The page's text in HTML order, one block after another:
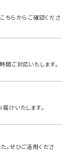
こちらからご確認くださ
間ご対応いたします。
届けいたします。
。ぜひご活用くださ